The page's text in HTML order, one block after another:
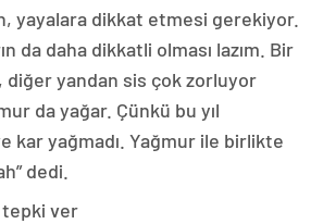
yayalara dikkat etmesi gerekiyor.
da daha dikkatli olması lazım. Bir
diğer yandan sis çok zorluyor
da yağar. Çünkü bu yıl
kar yağmadı. Yağmur ile birlikte
dedi.
tepki ver